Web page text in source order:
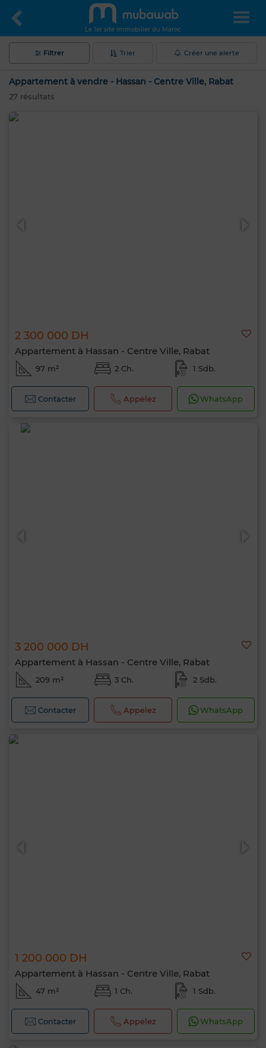
Le 1er site immobilier du Maroc
Filtrer Trier Créer une alerte
Appartement à vendre - Hassan - Centre Ville, Rabat
27 résultats
2 300 000 DH
Appartement à Hassan - Centre Ville, Rabat
97 m² 2 Ch. 1 Sdb.
Contacter Appelez WhatsApp
3 200 000 DH
Appartement à Hassan - Centre Ville, Rabat
209 m² 3 Ch. 2 Sdb.
Contacter Appelez WhatsApp
1 200 000 DH
Appartement à Hassan - Centre Ville, Rabat
47 m² 1 Ch. 1 Sdb.
Contacter Appelez WhatsApp